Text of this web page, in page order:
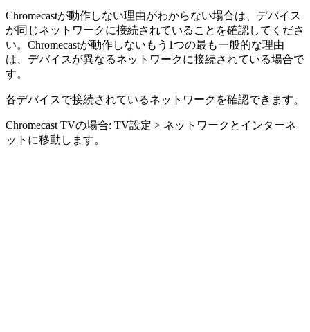
Chromecastが動作しない理由がわからない場合は、デバイス
が同じネットワークに接続されていることを確認してくださ
い。Chromecastが動作しないもう1つの最も一般的な理由
は、デバイスが異なるネットワークに接続されている場合で
す。
各デバイスで接続されているネットワークを確認できます。
Chromecast TVの場合: TV設定 > ネットワークとインターネ
ットに移動します。